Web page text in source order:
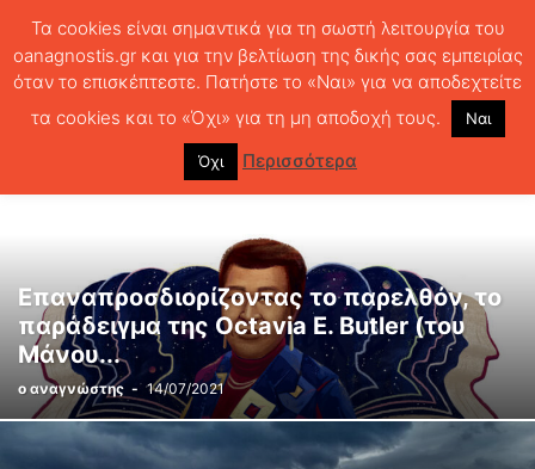
ΕΠΙΣΤΗΜΟΝΙΚΗ ΦΑΝΤΑΣΙΑ
ΕΠΙΣΤΗΜΟΝΙΚΗ ΦΑΝΤΑΣΙΑ
Επαναπροσδιορίζοντας το παρελθόν, το
παράδειγμα της Octavia E. Butler (του
Μάνου...
ο αναγνώστης - 14/07/2021
Τα cookies είναι σημαντικά για τη σωστή λειτουργία του
oanagnostis.gr και για την βελτίωση της δικής σας εμπειρίας
όταν το επισκέπτεστε. Πατήστε το «Ναι» για να αποδεχτείτε
τα cookies και το «Όχι» για τη μη αποδοχή τους.
Ναι
Όχι Περισσότερα